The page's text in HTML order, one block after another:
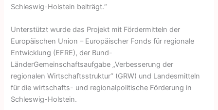
Schleswig-Holstein beiträgt.“
Unterstützt wurde das Projekt mit Fördermitteln der
Europäischen Union – Europäischer Fonds für regionale
Entwicklung (EFRE), der Bund-
LänderGemeinschaftsaufgabe „Verbesserung der
regionalen Wirtschaftsstruktur“ (GRW) und Landesmitteln
für die wirtschafts- und regionalpolitische Förderung in
Schleswig-Holstein.